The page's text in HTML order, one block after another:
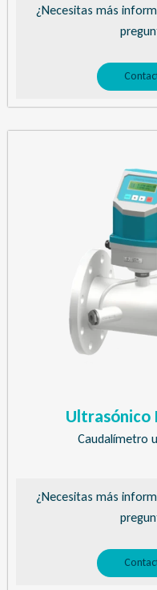
¿Necesitas más
Ultrasónico
Caudalímetro
¿Necesitas más